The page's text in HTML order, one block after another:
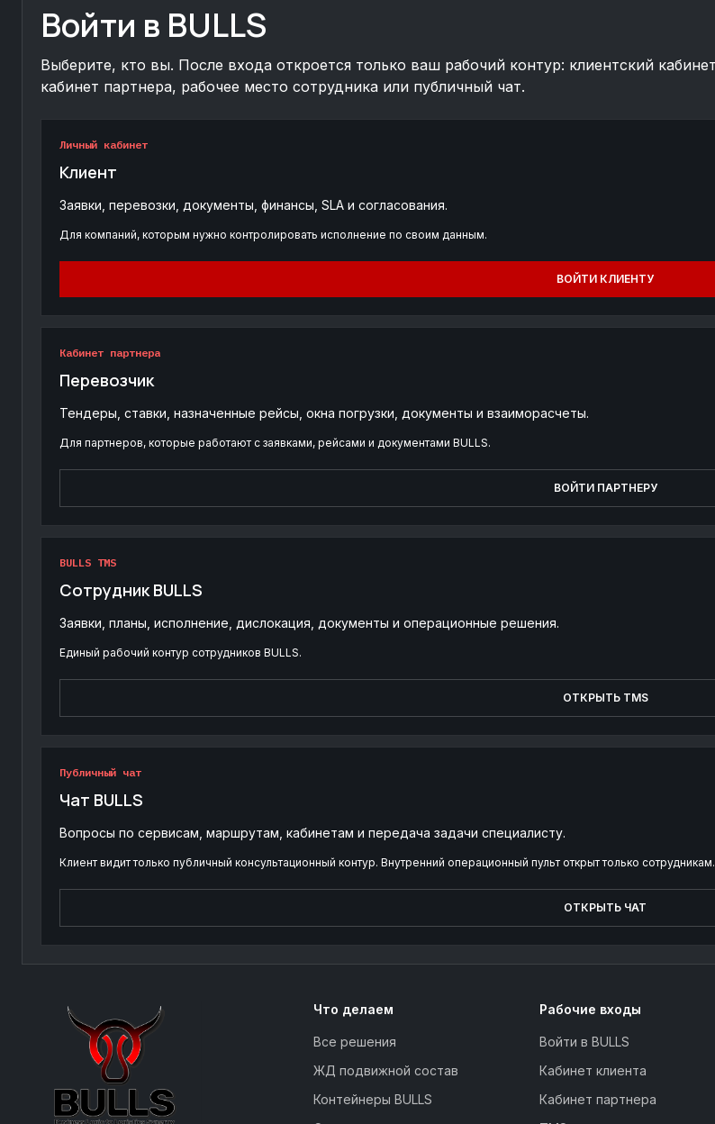
Войти в BULLS
Выберите, кто вы. После входа откроется только ваш рабочий контур: клиентский
кабинет партнера, рабочее место сотрудника или публичный чат.
Личный кабинет
Клиент
Заявки, перевозки, документы, финансы, SLA и согласования.
Для компаний, которым нужно контролировать исполнение по своим данным.
ВОЙТИ КЛИЕНТУ
Кабинет партнера
Перевозчик
Тендеры, ставки, назначенные рейсы, окна погрузки, документы и взаиморасчеты.
Для партнеров, которые работают с заявками, рейсами и документами BULLS.
ВОЙТИ ПАРТНЕРУ
BULLS TMS
Сотрудник BULLS
Заявки, планы, исполнение, дислокация, документы и операционные решения.
Единый рабочий контур сотрудников BULLS.
ОТКРЫТЬ TMS
Публичный чат
Чат BULLS
Вопросы по сервисам, маршрутам, кабинетам и передача задачи специалисту.
Клиент видит только публичный консультационный контур. Внутренний операционный пульт открыт только сотрудникам.
ОТКРЫТЬ ЧАТ
Что делаем
Все решения
ЖД подвижной состав
Контейнеры BULLS
Рабочие входы
Войти в BULLS
Кабинет клиента
Кабинет партнера